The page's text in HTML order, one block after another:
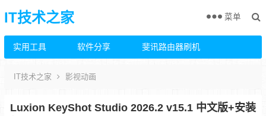
IT技术之家
实用工具 软件分享 斐讯路由器刷机
菜单
IT技术之家 影视动画
Luxion KeyShot Studio 2026.2 v15.1 中文版+安装